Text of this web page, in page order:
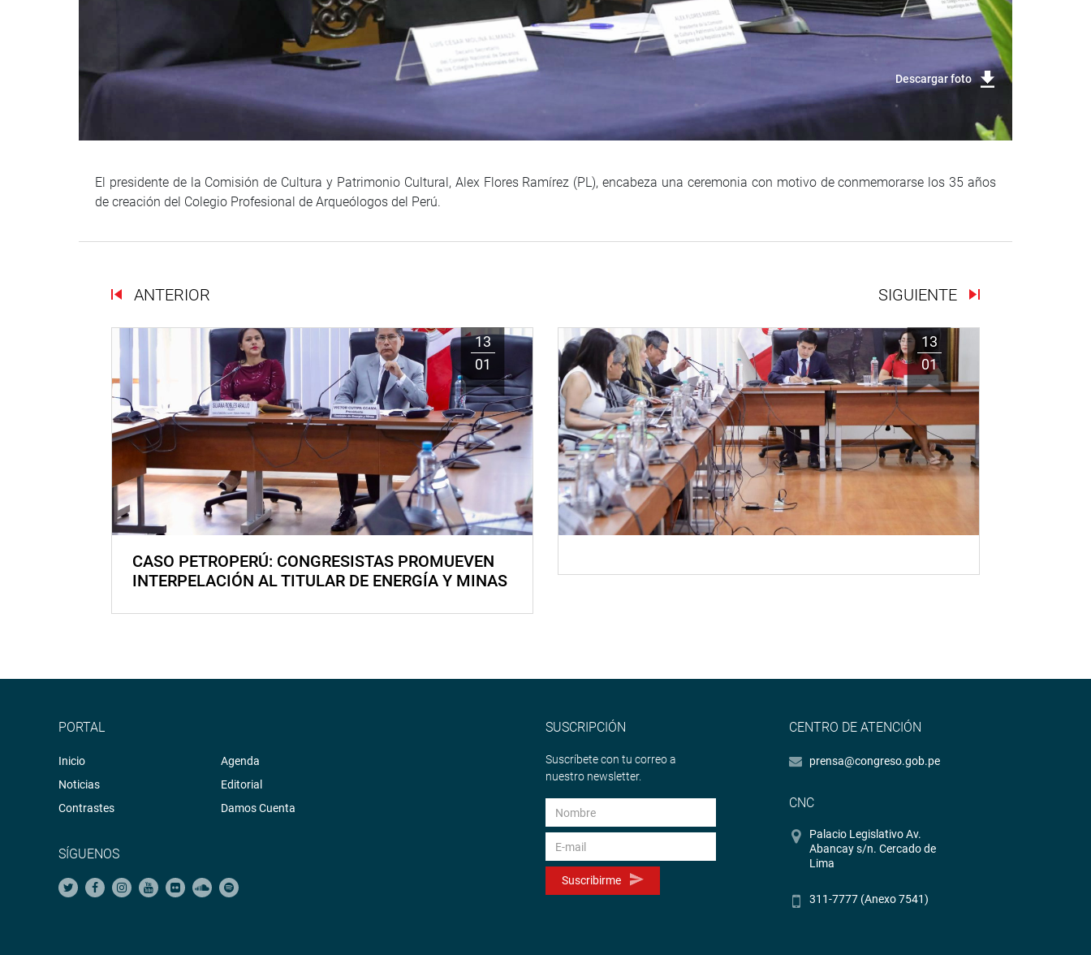
Descargar foto
El presidente de la Comisión de Cultura y Patrimonio Cultural, Alex Flores Ramírez (PL), encabeza una ceremonia con motivo de conmemorarse los 35 años
de creación del Colegio Profesional de Arqueólogos del Perú.
ANTERIOR SIGUIENTE
13
01
CASO PETROPERÚ: CONGRESISTAS PROMUEVEN
INTERPELACIÓN AL TITULAR DE ENERGÍA Y MINAS
13
01
PORTAL
Inicio
Noticias
Contrastes
Agenda
Editorial
Damos Cuenta
SÍGUENOS
SUSCRIPCIÓN
Suscríbete con tu correo a
nuestro newsletter.
Suscribirme
CENTRO DE ATENCIÓN
prensa@congreso.gob.pe
CNC
Palacio Legislativo Av.
Abancay s/n. Cercado de
Lima
311-7777 (Anexo 7541)